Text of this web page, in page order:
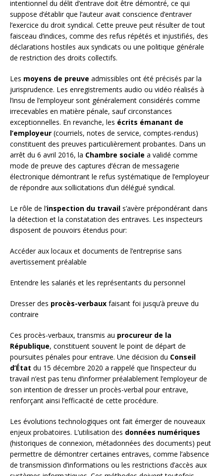
intentionnel du délit d’entrave doit être démontré, ce qui
suppose d’établir que l’auteur avait conscience d’entraver
l’exercice du droit syndical. Cette preuve peut résulter de tout
faisceau d’indices, comme des refus répétés et injustifiés, des
déclarations hostiles aux syndicats ou une politique générale
de restriction des droits collectifs.
Les moyens de preuve admissibles ont été précisés par la
jurisprudence. Les enregistrements audio ou vidéo réalisés à
l’insu de l’employeur sont généralement considérés comme
irrecevables en matière pénale, sauf circonstances
exceptionnelles. En revanche, les écrits émanant de
l’employeur (courriels, notes de service, comptes-rendus)
constituent des preuves particulièrement probantes. Dans un
arrêt du 6 avril 2016, la Chambre sociale a validé comme
mode de preuve des captures d’écran de messagerie
électronique démontrant le refus systématique de l’employeur
de répondre aux sollicitations d’un délégué syndical.
Le rôle de l’inspection du travail s’avère prépondérant dans
la détection et la constatation des entraves. Les inspecteurs
disposent de pouvoirs étendus pour:
Accéder aux locaux et documents de l’entreprise sans
avertissement préalable
Entendre les salariés et les représentants du personnel
Dresser des procès-verbaux faisant foi jusqu’à preuve du
contraire
Ces procès-verbaux, transmis au procureur de la
République, constituent souvent le point de départ de
poursuites pénales pour entrave. Une décision du Conseil
d’État du 15 décembre 2020 a rappelé que l’inspecteur du
travail n’est pas tenu d’informer préalablement l’employeur de
son intention de dresser un procès-verbal pour entrave,
renforçant ainsi l’efficacité de cette procédure.
Les évolutions technologiques ont fait émerger de nouveaux
enjeux probatoires. L’utilisation des données numériques
(historiques de connexion, métadonnées des documents) peut
permettre de démontrer certaines entraves, comme l’absence
de transmission d’informations ou les restrictions d’accès aux